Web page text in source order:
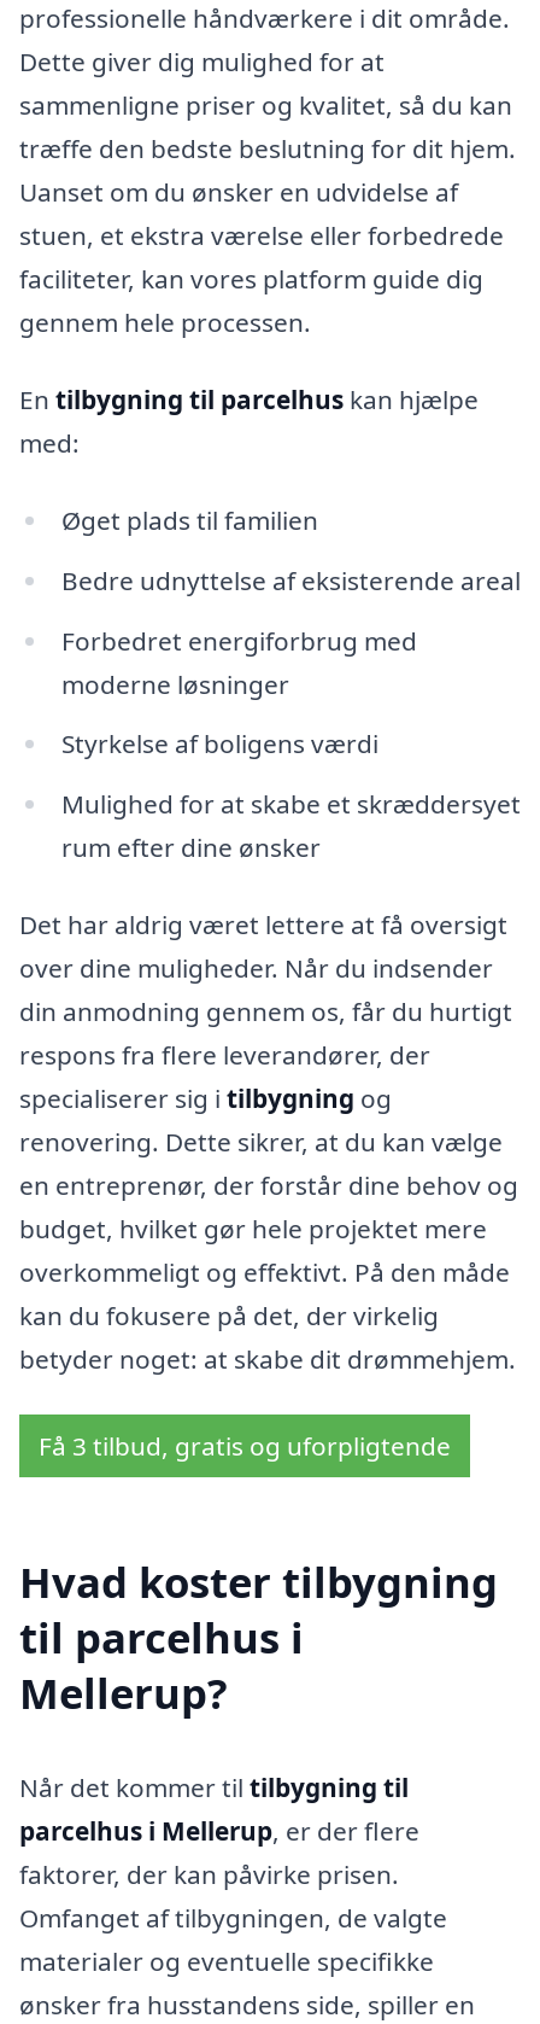
professionelle håndværkere i dit område.
Dette giver dig mulighed for at
sammenligne priser og kvalitet, så du kan
træffe den bedste beslutning for dit hjem.
Uanset om du ønsker en udvidelse af
stuen, et ekstra værelse eller forbedrede
faciliteter, kan vores platform guide dig
gennem hele processen.
En tilbygning til parcelhus kan hjælpe
med:
Øget plads til familien
Bedre udnyttelse af eksisterende areal
Forbedret energiforbrug med
moderne løsninger
Styrkelse af boligens værdi
Mulighed for at skabe et skræddersyet
rum efter dine ønsker
Det har aldrig været lettere at få oversigt
over dine muligheder. Når du indsender
din anmodning gennem os, får du hurtigt
respons fra flere leverandører, der
specialiserer sig i tilbygning og
renovering. Dette sikrer, at du kan vælge
en entreprenør, der forstår dine behov og
budget, hvilket gør hele projektet mere
overkommeligt og effektivt. På den måde
kan du fokusere på det, der virkelig
betyder noget: at skabe dit drømmehjem.
Få 3 tilbud, gratis og uforpligtende
Hvad koster tilbygning
til parcelhus i
Mellerup?
Når det kommer til tilbygning til
parcelhus i Mellerup, er der flere
faktorer, der kan påvirke prisen.
Omfanget af tilbygningen, de valgte
materialer og eventuelle specifikke
ønsker fra husstandens side, spiller en